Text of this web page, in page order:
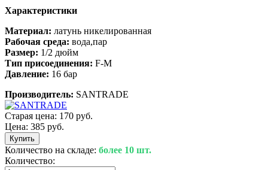
Характеристики
Материал: латунь никелированная
Рабочая среда: вода,пар
Размер: 1/2 дюйм
Тип присоединения: F-М
Давление: 16 бар
Производитель: SANTRADE
Старая цена: 170 руб.
Цена: 385 руб.
Количество на складе: более 10 шт.
Количество: